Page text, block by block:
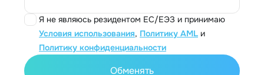
Я не являюсь резидентом ЕС/ЕЭЗ и принимаю
Условия использования, Политику AML и
Политику конфиденциальности
Обменять